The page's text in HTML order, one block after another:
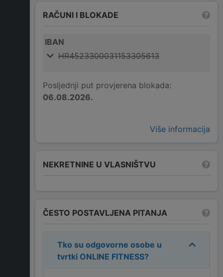
RAČUNI I BLOKADE
IBAN
HR4523300031153305613
Posljednji put provjerena blokada:
06.08.2026.
Više informacija
NEKRETNINE U VLASNIŠTVU
ČESTO POSTAVLJENA PITANJA
Tko su odgovorne osobe u
tvrtki ONLINE FITNESS?